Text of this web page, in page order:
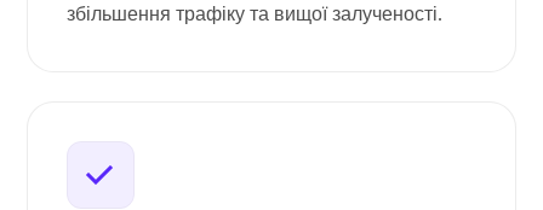
збільшення трафіку та вищої залученості.